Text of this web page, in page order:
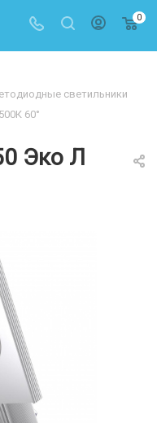
0
Эко Л
светильники
60°